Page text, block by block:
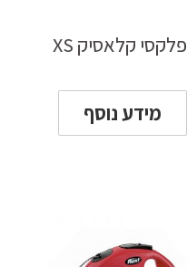
פלקסי קלאסיק XS
מידע נוסף